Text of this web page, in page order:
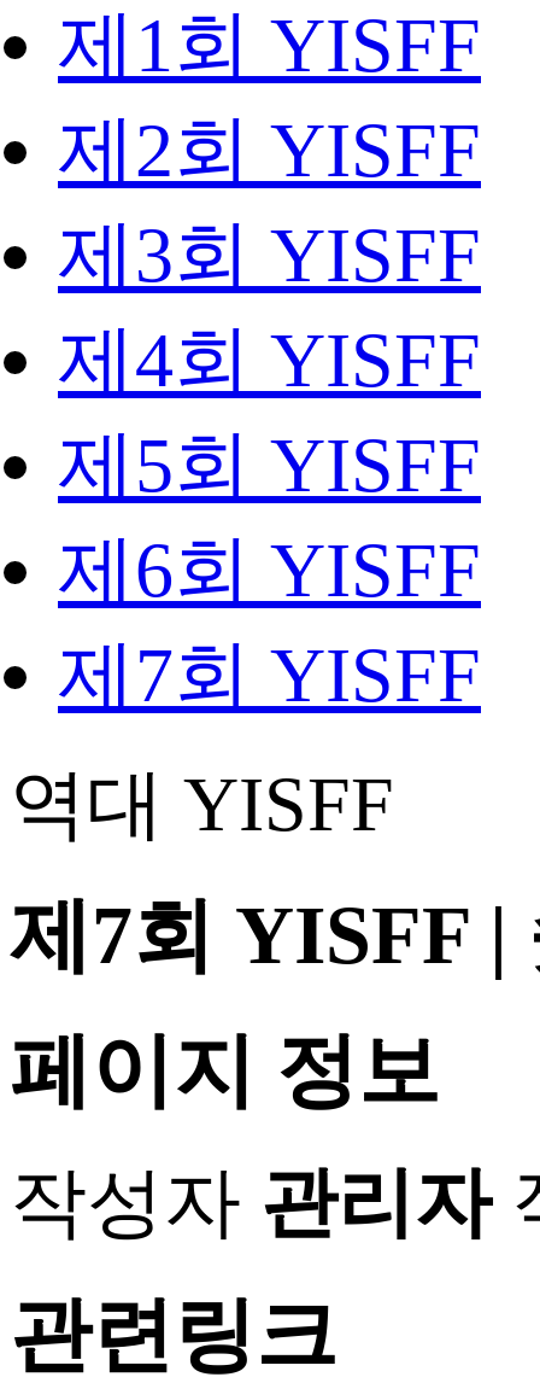
제1회 YISFF
제2회 YISFF
제3회 YISFF
제4회 YISFF
제5회 YISFF
제6회 YISFF
제7회 YISFF
역대 YISFF
제7회 YISFF
페이지 정보
작성자 관리자
관련링크